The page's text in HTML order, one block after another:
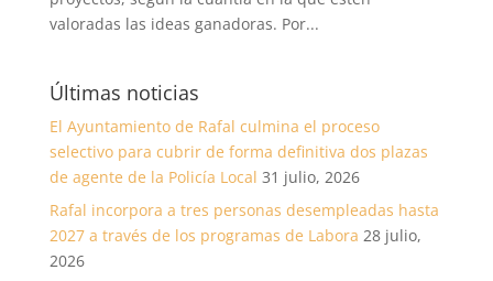
valoradas las ideas ganadoras. Por...
Últimas noticias
El Ayuntamiento de Rafal culmina el proceso
selectivo para cubrir de forma definitiva dos plazas
de agente de la Policía Local 31 julio, 2026
Rafal incorpora a tres personas desempleadas hasta
2027 a través de los programas de Labora 28 julio,
2026